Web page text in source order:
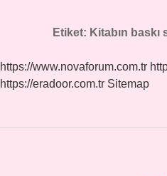
Etiket: Kitabın baskı
https://www.novaforum.com.tr
https://eradoor.com.tr Sitemap